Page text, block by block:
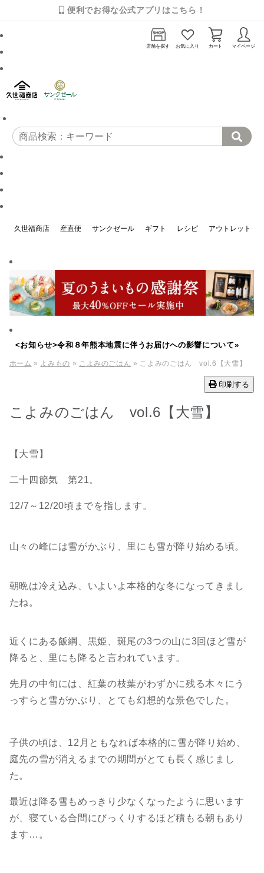
便利でお得な公式アプリはこちら！
店舗を探す お気に入り カート マイページ
久世福商店 産直便 サンクゼール ギフト レシピ アウトレット
<お知らせ>令和８年熊本地震に伴うお届けへの影響について»
ホーム » よみもの » こよみのごはん » こよみのごはん vol.6【大雪】
印刷する
こよみのごはん vol.6【大雪】
【大雪】
二十四節気 第21。
12/7～12/20頃までを指します。
山々の峰には雪がかぶり、里にも雪が降り始める頃。
朝晩は冷え込み、いよいよ本格的な冬になってきまし
たね。
近くにある飯綱、黒姫、斑尾の3つの山に3回ほど雪が
降ると、里にも降ると言われています。
先月の中旬には、紅葉の枝葉がわずかに残る木々にう
っすらと雪がかぶり、とても幻想的な景色でした。
子供の頃は、12月ともなれば本格的に雪が降り始め、
庭先の雪が消えるまでの期間がとても長く感じまし
た。
最近は降る雪もめっきり少なくなったように思います
が、寝ている合間にびっくりするほど積もる朝もあり
ます…。